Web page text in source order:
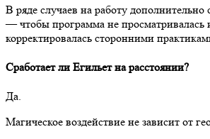
В ряде случаев на работу дополнительно
— чтобы программа не просматривалась
корректировалась сторонними
Сработает ли Егильет на расстоянии?
Да.
Магическое воздействие не зависит от